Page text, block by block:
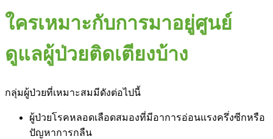
ใครเหมาะกับการมาอยู่ศูนย์
ดูแลผู้ป่วยติดเตียงบ้าง
กลุ่มผู้ป่วยที่เหมาะสมมีดังต่อไปนี้
ผู้ป่วยโรคหลอดเลือดสมองที่มีอาการอ่อนแรงครึ่งซีกหรือ
ปัญหาการกลืน